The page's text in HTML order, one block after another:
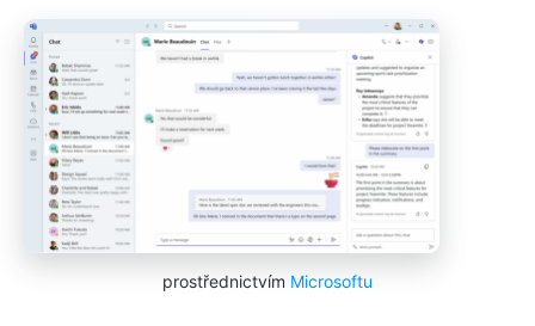
prostřednictvím Microsoftu